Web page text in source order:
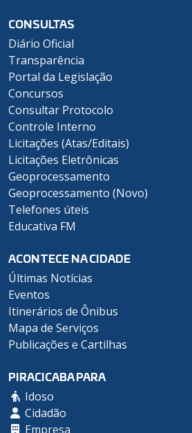
CONSULTAS
Diário Oficial
Transparência
Portal da Legislação
Concursos
Consultar Protocolo
Controle Interno
Licitações (Atas/Editais)
Licitações Eletrônicas
Geoprocessamento
Geoprocessamento (Novo)
Telefones úteis
Educativa FM
ACONTECE NA CIDADE
Últimas Notícias
Eventos
Itinerários de Ônibus
Mapa de Serviços
Publicações e Cartilhas
PIRACICABA PARA
Idoso
Cidadão
Empresa